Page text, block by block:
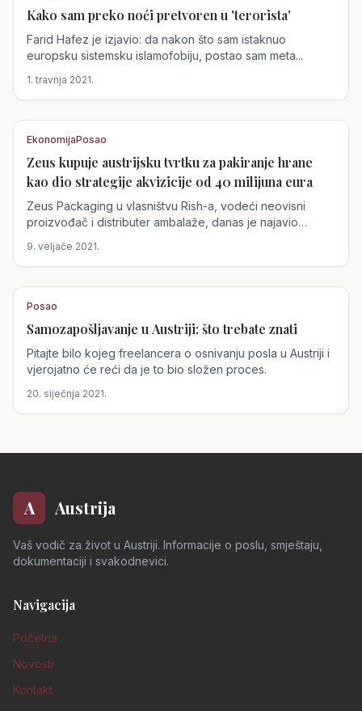
Kako sam preko noći pretvoren u 'terorista'
Farid Hafez je izjavio: da nakon što sam istaknuo
europsku sistemsku islamofobiju, postao sam meta...
1. travnja 2021.
Austrija
EkonomijaPosao
Zeus kupuje austrijsku tvrtku za pakiranje hrane
kao dio strategije akvizicije od 40 milijuna eura
Zeus Packaging u vlasništvu Rish-a, vodeći neovisni
proizvođač i distributer ambalaže, danas je najavio
9. veljače 2021.
Posao
Samozapošljavanje u Austriji: što trebate znati
Pitajte bilo kojeg freelancera o osnivanju posla u Austriji i
vjerojatno će reći da je to bio složen proces.
20. siječnja 2021.
A Austrija
Vaš vodič za život u Austriji. Informacije o poslu, smještaju,
dokumentaciji i svakodnevici.
Navigacija
Početna
Novosti
Kontakt